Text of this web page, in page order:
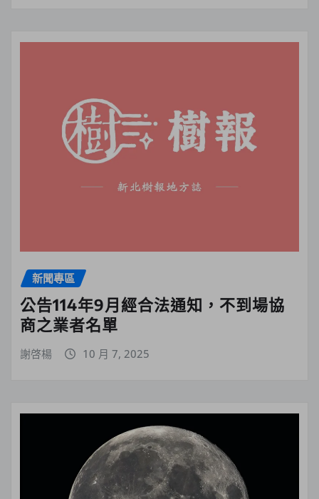
新聞專區
公告114年9月經合法通知，不到場協
商之業者名單
謝啓楊 10 月 7, 2025